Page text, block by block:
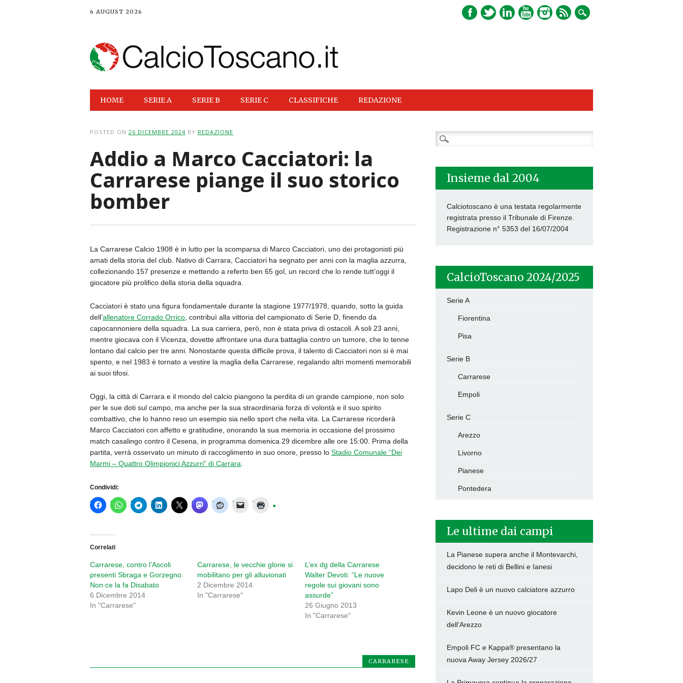
6 AUGUST 2026
Main menu
HOME SERIE A SERIE B SERIE C CLASSIFICHE REDAZIONE
POSTED ON 26 DICEMBRE 2024 BY REDAZIONE
Addio a Marco Cacciatori: la
Carrarese piange il suo storico
bomber
La Carrarese Calcio 1908 è in lutto per la scomparsa di Marco Cacciatori, uno dei protagonisti più
amati della storia del club. Nativo di Carrara, Cacciatori ha segnato per anni con la maglia azzurra,
collezionando 157 presenze e mettendo a referto ben 65 gol, un record che lo rende tutt’oggi il
giocatore più prolifico della storia della squadra.
Cacciatori è stato una figura fondamentale durante la stagione 1977/1978, quando, sotto la guida
dell’allenatore Corrado Orrico, contribuì alla vittoria del campionato di Serie D, finendo da
capocannoniere della squadra. La sua carriera, però, non è stata priva di ostacoli. A soli 23 anni,
mentre giocava con il Vicenza, dovette affrontare una dura battaglia contro un tumore, che lo tenne
lontano dal calcio per tre anni. Nonostante questa difficile prova, il talento di Cacciatori non si è mai
spento, e nel 1983 è tornato a vestire la maglia della Carrarese, regalando altri momenti memorabili
ai suoi tifosi.
Oggi, la città di Carrara e il mondo del calcio piangono la perdita di un grande campione, non solo
per le sue doti sul campo, ma anche per la sua straordinaria forza di volontà e il suo spirito
combattivo, che lo hanno reso un esempio sia nello sport che nella vita. La Carrarese ricorderà
Marco Cacciatori con affetto e gratitudine, onorando la sua memoria in occasione del prossimo
match casalingo contro il Cesena, in programma domenica 29 dicembre alle ore 15:00. Prima della
partita, verrà osservato un minuto di raccoglimento in suo onore, presso lo Stadio Comunale “Dei
Marmi – Quattro Olimpionici Azzurri” di Carrara.
Condividi:
Correlati
Carrarese, contro l’Ascoli
presenti Sbraga e Gorzegno.
Non ce la fa Disabato
6 Dicembre 2014
In "Carrarese"
Carrarese, le vecchie glorie si
mobilitano per gli alluvionati
2 Dicembre 2014
In "Carrarese"
L’ex dg della Carrarese
Walter Devoti: “Le nuove
regole sui giovani sono
assurde”
26 Giugno 2013
In "Carrarese"
CARRARESE
Ricerca
per:
Insieme dal 2004
Calciotoscano è una testata regolarmente
registrata presso il Tribunale di Firenze.
Registrazione n° 5353 del 16/07/2004
CalcioToscano 2024/2025
Serie A
Fiorentina
Pisa
Serie B
Carrarese
Empoli
Serie C
Arezzo
Livorno
Pianese
Pontedera
Le ultime dai campi
La Pianese supera anche il Montevarchi,
decidono le reti di Bellini e Ianesi
Lapo Deli è un nuovo calciatore azzurro
Kevin Leone è un nuovo giocatore
dell’Arezzo
Empoli FC e Kappa® presentano la
nuova Away Jersey 2026/27